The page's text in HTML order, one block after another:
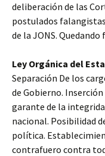
deliberación de las
postulados
de la JONS.
Ley Orgánica del
Separación De los
de Gobierno.
garante de la
nacional. Posibilidad
política.
contrafuero contra